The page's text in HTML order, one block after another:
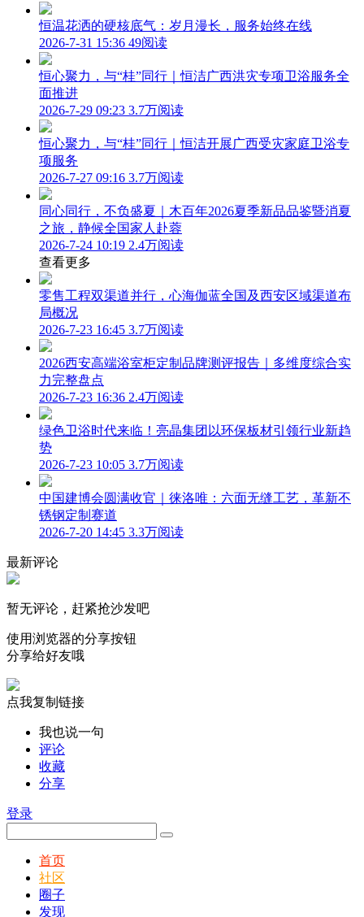
恒温花洒的硬核底气：岁月漫长，服务始终在线
2026-7-31 15:36 49阅读
恒心聚力，与“桂”同行｜恒洁广西洪灾专项卫浴服务全
面推进
2026-7-29 09:23 3.7万阅读
恒心聚力，与“桂”同行｜恒洁开展广西受灾家庭卫浴专
项服务
2026-7-27 09:16 3.7万阅读
同心同行，不负盛夏｜木百年2026夏季新品品鉴暨消夏
之旅，静候全国家人赴蓉
2026-7-24 10:19 2.4万阅读
查看更多
零售工程双渠道并行，心海伽蓝全国及西安区域渠道布
局概况
2026-7-23 16:45 3.7万阅读
2026西安高端浴室柜定制品牌测评报告｜多维度综合实
力完整盘点
2026-7-23 16:36 2.4万阅读
绿色卫浴时代来临！亮晶集团以环保板材引领行业新趋
势
2026-7-23 10:05 3.7万阅读
中国建博会圆满收官｜徕洛唯：六面无缝工艺，革新不
锈钢定制赛道
2026-7-20 14:45 3.3万阅读
最新评论
暂无评论，赶紧抢沙发吧
使用浏览器的分享按钮
分享给好友哦
点我复制链接
我也说一句
评论
收藏
分享
登录
首页
社区
圈子
发现